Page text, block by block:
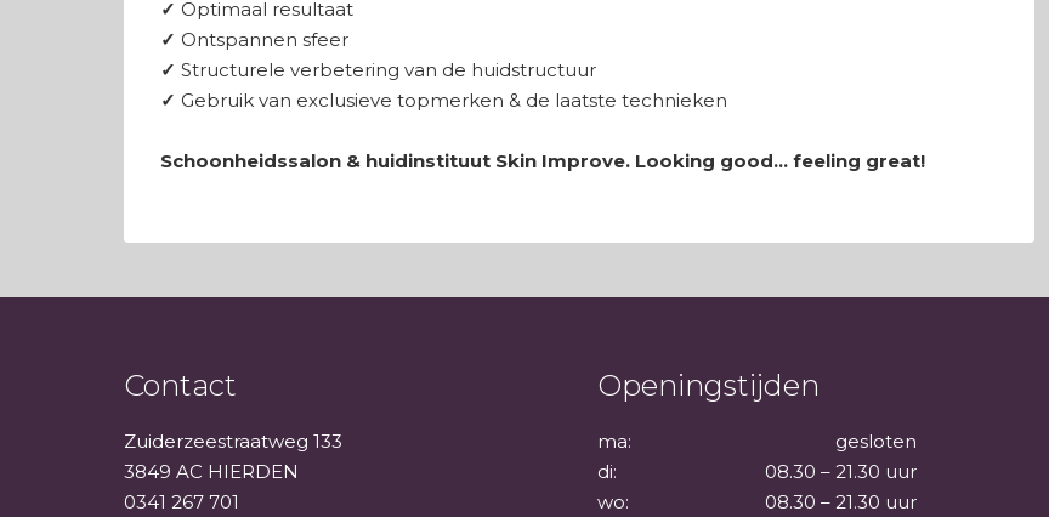
✓ Optimaal resultaat
✓ Ontspannen sfeer
✓ Structurele verbetering van de huidstructuur
✓ Gebruik van exclusieve topmerken & de laatste technieken
Schoonheidssalon & huidinstituut Skin Improve. Looking good… feeling great!
Contact
Zuiderzeestraatweg 133
3849 AC HIERDEN
0341 267 701
Openingstijden
ma:
gesloten
di:
08.30 – 21.30 uur
wo:
08.30 – 21.30 uur